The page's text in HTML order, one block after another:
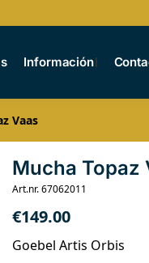
Información
Vaas
Mucha Topaz
Art.nr. 67062011
€149.00
Goebel Artis Orbis